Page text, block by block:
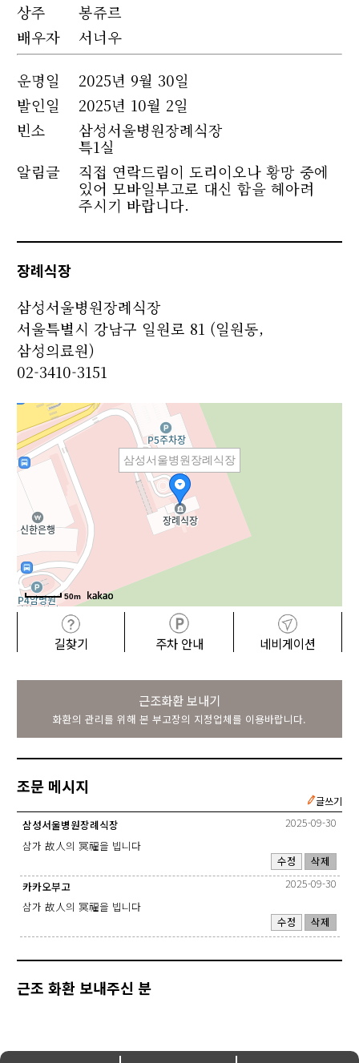
상주
봉쥬르
배우자
서너우
운명일
2025년 9월 30일
발인일
2025년 10월 2일
빈소
삼성서울병원장례식장
특1실
알림글
직접 연락드림이 도리이오나 황망 중에
있어 모바일부고로 대신 함을 헤아려
주시기 바랍니다.
장례식장
삼성서울병원장례식장
서울특별시 강남구 일원로 81 (일원동,
삼성의료원)
02-3410-3151
삼성서울병원장례식장
50m
길찾기 주차 안내 네비게이션
근조화환 보내기
화환의 관리를 위해 본 부고장의 지정업체를 이용바랍니다.
조문 메시지
글쓰기
삼성서울병원장례식장
2025-09-30
삼가 故人의 冥福을 빕니다
수정
삭제
카카오부고
2025-09-30
삼가 故人의 冥福을 빕니다
수정
삭제
근조 화환 보내주신 분